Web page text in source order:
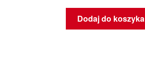
Dodaj do koszyka